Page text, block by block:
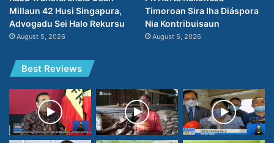
Millaun 42 Husi Singapura,
Advogadu Sei Halo Rekursu
August 5, 2026
Timoroan Sira Iha Diáspora
Nia Kontribuisaun
August 5, 2026
Best Reviews